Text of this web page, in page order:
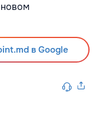
в Google